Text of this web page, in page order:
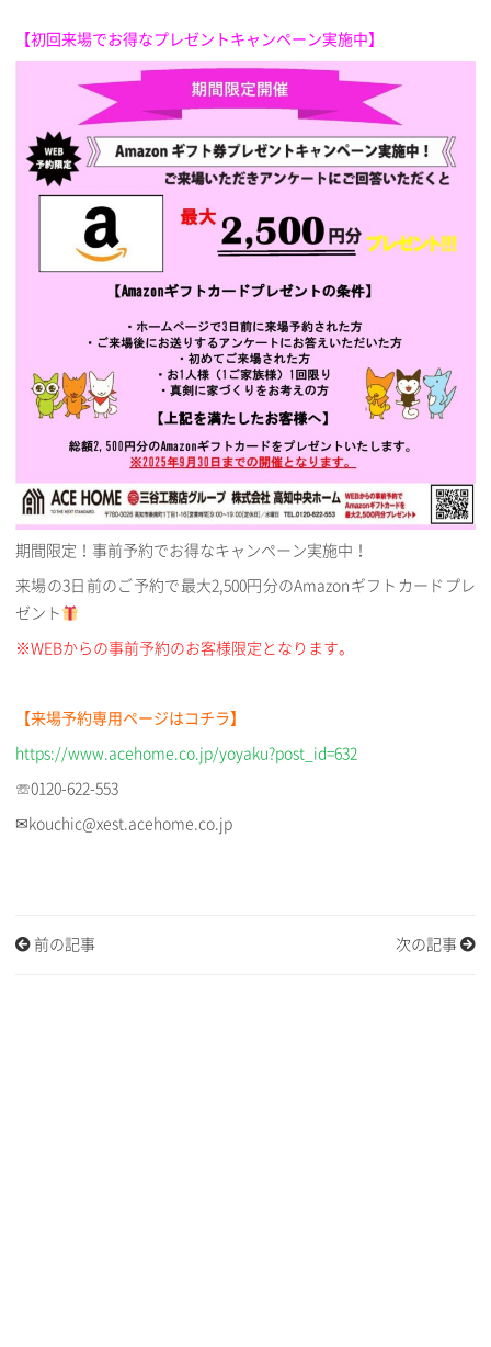
【初回来場でお得なプレゼントキャンペーン実施中】
期間限定！事前予約でお得なキャンペーン実施中！
来場の3日前のご予約で最大2,500円分のAmazonギフトカードプレ
ゼント
※WEBからの事前予約のお客様限定となります。
【来場予約専用ページはコチラ】
https://www.acehome.co.jp/yoyaku?post_id=632
☏0120-622-553
✉kouchic@xest.acehome.co.jp
前の記事 次の記事